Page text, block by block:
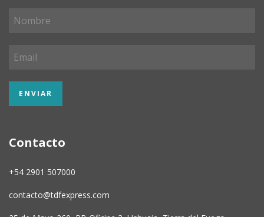
Contacto
+54 2901 507000
contacto@tdfexpress.com